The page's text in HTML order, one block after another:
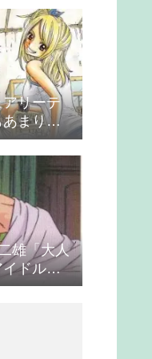
リーテ
まりの
雄「大人
ドルが
入れ